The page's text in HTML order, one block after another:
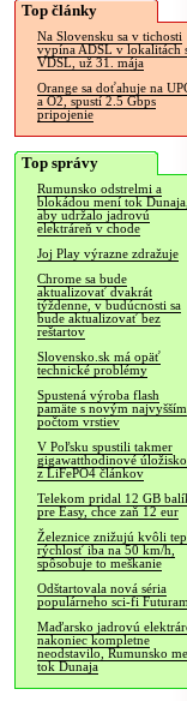
Top články
Na Slovensku sa v tichosti
vypína ADSL v lokalitách
VDSL, už 31. mája
Orange sa doťahuje na
a O2, spustí 2.5 Gbps
pripojenie
Top správy
Rumunsko odstrelmi a
blokádou mení tok Dunaja,
aby udržalo jadrovú
elektráreň v chode
Joj Play výrazne zdražuje
Chrome sa bude
aktualizovať dvakrát
týždenne, v budúcnosti sa
bude aktualizovať bez
reštartov
Slovensko.sk má opäť
technické problémy
Spustená výroba flash
pamäte s novým najvyšším
počtom vrstiev
V Poľsku spustili takmer
gigawatthodinové úložisko,
z LiFePO4 článkov
Telekom pridal 12 GB
pre Easy, chce zaň 12 eur
Železnice znižujú kvôli
rýchlosť iba na 50 km/h,
spôsobuje to meškanie
Odštartovala nová séria
populárneho sci-fi
Maďarsko jadrovú
nakoniec kompletne
neodstavilo, Rumunsko
tok Dunaja